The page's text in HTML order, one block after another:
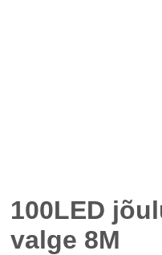
100LED
valge 8M